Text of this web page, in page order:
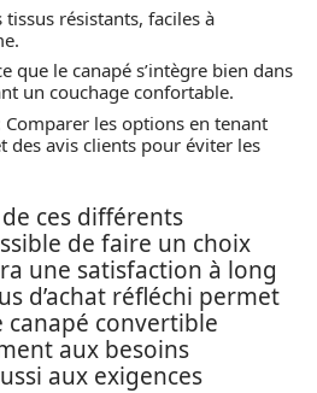
tissus résistants, faciles à
que le canapé s’intègre bien dans
un couchage confortable.
Comparer les options en tenant
des avis clients pour éviter les
ces différents
de faire un choix
une satisfaction à long
d’achat réfléchi permet
canapé convertible
aux besoins
aux exigences